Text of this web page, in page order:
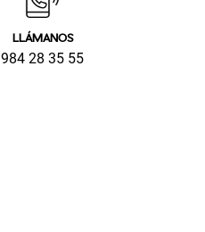
LLÁMANOS
984 28 35 55